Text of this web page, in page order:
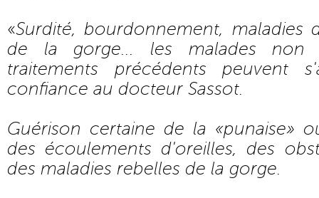
«Surdité, bourdonnement, maladies
de la gorge... les malades non
traitements précédents peuvent
confiance au docteur Sassot.
Guérison certaine de la «punaise»
des écoulements d'oreilles, des
des maladies rebelles de la gorge.